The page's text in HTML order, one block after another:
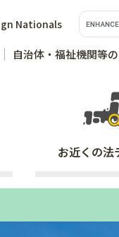
Nationals
自治体・福祉機関等
お近くの法